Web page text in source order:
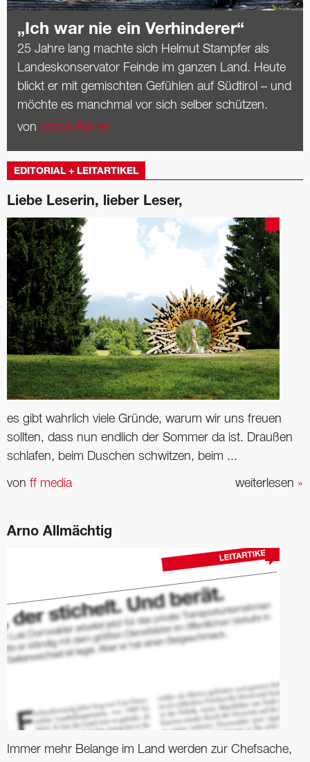
„Ich war nie ein Verhinderer“
25 Jahre lang machte sich Helmut Stampfer als
Landeskonservator Feinde im ganzen Land. Heute
blickt er mit gemischten Gefühlen auf Südtirol – und
möchte es manchmal vor sich selber schützen.
von Anton Rainer
EDITORIAL + LEITARTIKEL
Liebe Leserin, lieber Leser,
es gibt wahrlich viele Gründe, warum wir uns freuen
sollten, dass nun endlich der Sommer da ist. Draußen
schlafen, beim Duschen schwitzen, beim ...
weiterlesen »
von ff media
Arno Allmächtig
Immer mehr Belange im Land werden zur Chefsache,